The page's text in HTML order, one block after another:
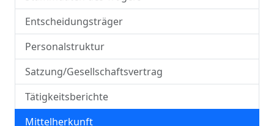
Entscheidungsträger
Personalstruktur
Satzung/Gesellschaftsvertrag
Tätigkeitsberichte
Mittelherkunft